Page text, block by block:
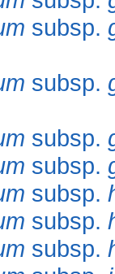
subsp.
subsp.
subsp.
subsp.
subsp.
subsp.
subsp.